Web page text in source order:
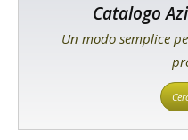
Catalogo
Un modo semplice